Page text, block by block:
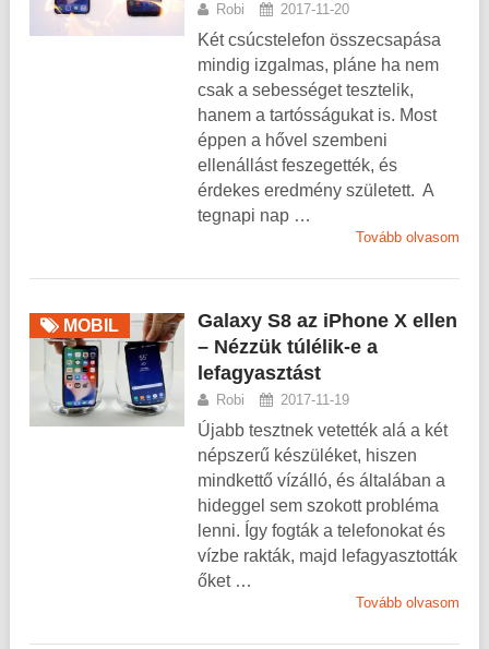
Robi 2017-11-20
Két csúcstelefon összecsapása
mindig izgalmas, pláne ha nem
csak a sebességet tesztelik,
hanem a tartósságukat is. Most
éppen a hővel szembeni
ellenállást feszegették, és
érdekes eredmény született. A
tegnapi nap …
Tovább olvasom
MOBIL
Galaxy S8 az iPhone X ellen
– Nézzük túlélik-e a
lefagyasztást
Robi 2017-11-19
Újabb tesztnek vetették alá a két
népszerű készüléket, hiszen
mindkettő vízálló, és általában a
hideggel sem szokott probléma
lenni. Így fogták a telefonokat és
vízbe rakták, majd lefagyasztották
őket …
Tovább olvasom